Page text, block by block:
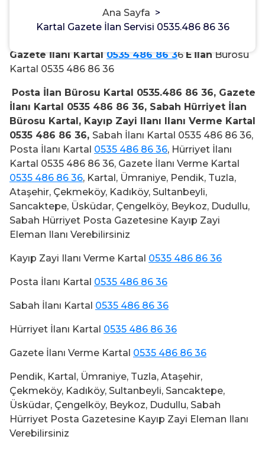
Ana Sayfa >
Kartal Gazete İlan Servisi 0535.486 86 36
Gazete İlanı Kartal0535 486 86 36E İlanBürosu
Kartal 0535 486 86 36
Posta İlan Bürosu Kartal 0535.486 86 36, Gazete
İlanı Kartal 0535 486 86 36, Sabah Hürriyet İlan
Bürosu Kartal, Kayıp Zayi Ilanı Ilanı Verme Kartal
0535 486 86 36, Sabah İlanı Kartal 0535 486 86 36,
Posta İlanı Kartal 0535 486 86 36, Hürriyet İlanı
Kartal 0535 486 86 36, Gazete İlanı Verme Kartal
0535 486 86 36, Kartal, Ümraniye, Pendik, Tuzla,
Ataşehir, Çekmeköy, Kadıköy, Sultanbeyli,
Sancaktepe, Üsküdar, Çengelköy, Beykoz, Dudullu,
Sabah Hürriyet Posta Gazetesine Kayıp Zayi
Eleman Ilanı Verebilirsiniz
Kayıp Zayi Ilanı Verme Kartal 0535 486 86 36
Posta İlanı Kartal 0535 486 86 36
Sabah İlanı Kartal 0535 486 86 36
Hürriyet İlanı Kartal 0535 486 86 36
Gazete İlanı Verme Kartal 0535 486 86 36
Pendik, Kartal, Ümraniye, Tuzla, Ataşehir,
Çekmeköy, Kadıköy, Sultanbeyli, Sancaktepe,
Üsküdar, Çengelköy, Beykoz, Dudullu, Sabah
Hürriyet Posta Gazetesine Kayıp Zayi Eleman Ilanı
Verebilirsiniz